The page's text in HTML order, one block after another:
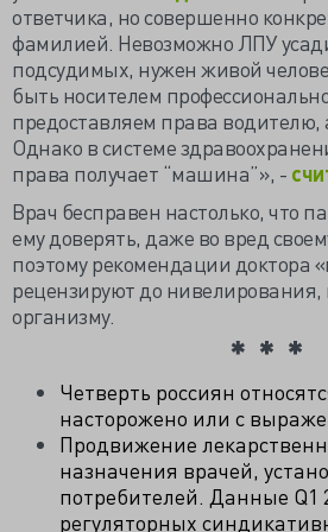
ответчика, но совершенно
фамилией. Невозможно ЛПУ
подсудимых, нужен живой
быть носителем
предоставляем права водителю,
Однако в системе
права получает “машина”», -
Врач бесправен настолько, что
ему доверять, даже во вред
поэтому рекомендации доктора
рецензируют до нивелирования,
организму.
Четверть россиян
насторожено или с
Продвижение
назначения врачей,
потребителей. Данные Q1
регуляторных